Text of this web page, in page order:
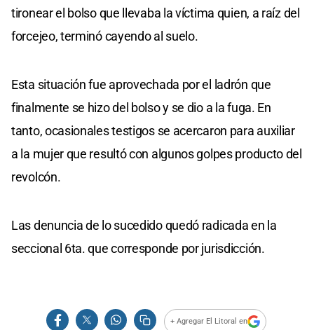
tironear el bolso que llevaba la víctima quien, a raíz del
forcejeo, terminó cayendo al suelo.
Esta situación fue aprovechada por el ladrón que
finalmente se hizo del bolso y se dio a la fuga. En
tanto, ocasionales testigos se acercaron para auxiliar
a la mujer que resultó con algunos golpes producto del
revolcón.
Las denuncia de lo sucedido quedó radicada en la
seccional 6ta. que corresponde por jurisdicción.
+ Agregar El Litoral en